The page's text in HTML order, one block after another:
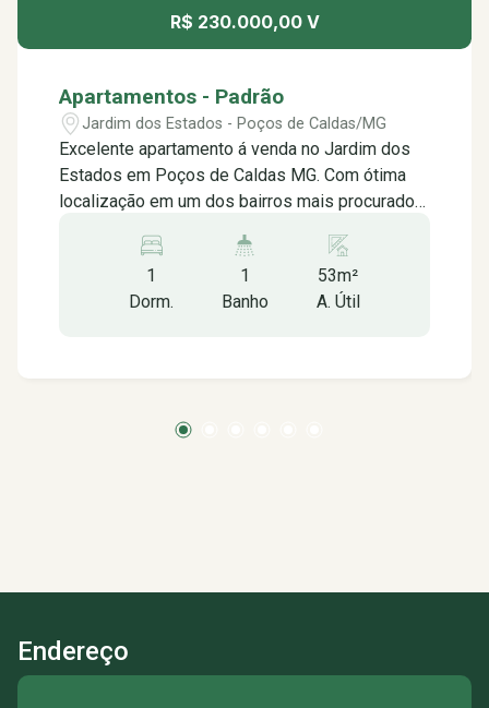
R$ 230.000,00 V
Apartamentos - Padrão
Jardim dos Estados - Poços de Caldas/MG
Excelente apartamento á venda no Jardim dos
Estados em Poços de Caldas MG. Com ótima
localização em um dos bairros mais procurados
Banheiro social -Área de serviço -01 vaga de
garagem rotativa *Aceita financiamento
*Somente venda Próximo á: -Escola
Supermercado San Michel -Fontanário Cambará
Rezende Academia -Studio Leila Luz- Saúde-
1
Dorm.
1
Banho
53m²
A. Útil
Endereço